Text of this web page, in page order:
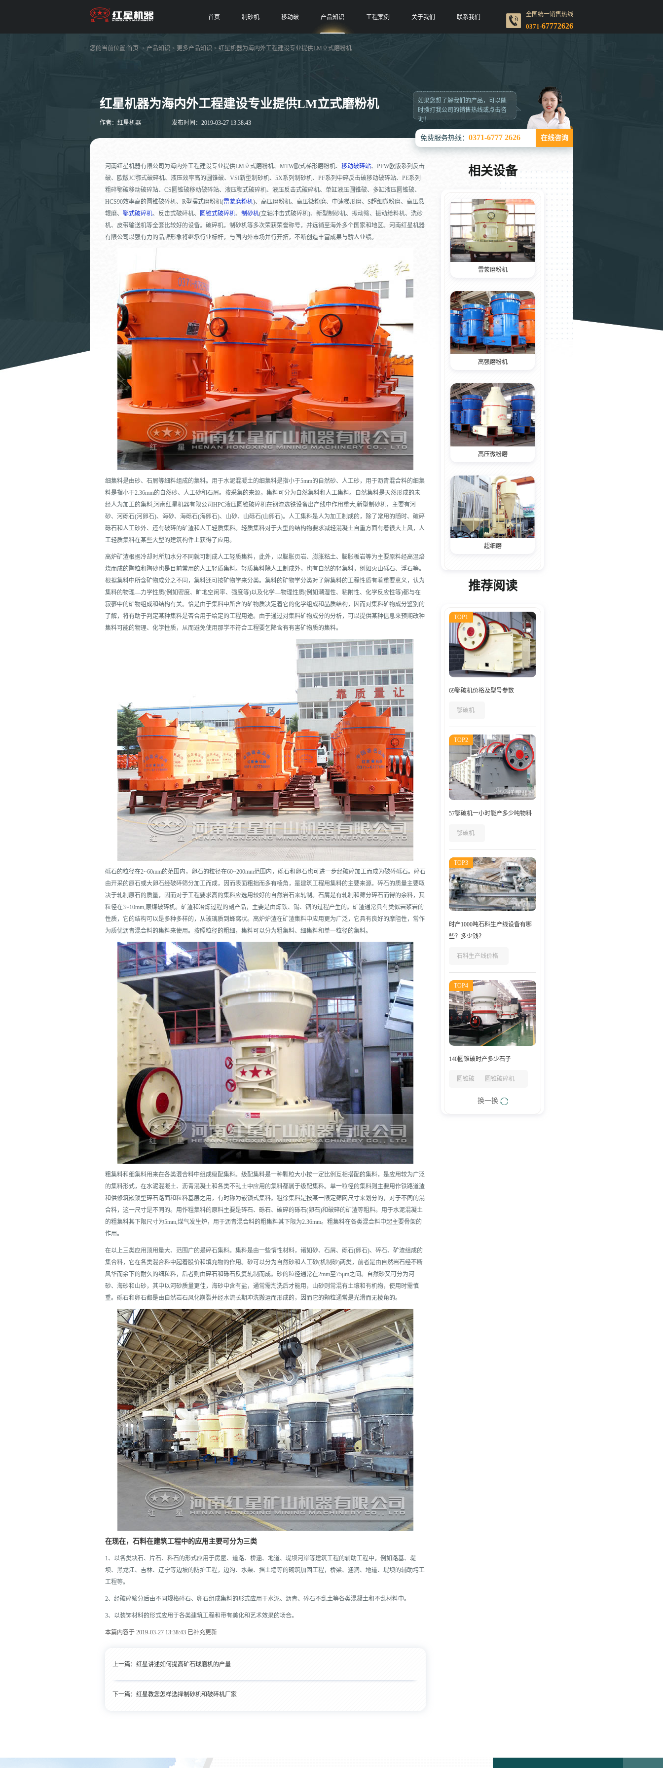
全国统一销售热线
0371-67772626
首页 制砂机 移动破 产品知识 工程案例 关于我们 联系我们
您的当前位置:首页 > 产品知识 > 更多产品知识 > 红星机器为海内外工程建设专业提供LM立式磨粉机
红星机器为海内外工程建设专业提供LM立式磨粉机
作者：红星机器 发布时间：2019-03-27 13:38:43
河南红星机器有限公司为海内外工程建设专业提供LM立式磨粉机、MTW欧式梯形磨粉机、 移动破碎站、PFW欧版系列反击
破、欧版JC鄂式破碎机、液压效率高的圆锥破、VSI新型制砂机、5X系列制砂机、PF系列中碎反击破移动破碎站、PE系列
粗碎鄂破移动破碎站、CS圆锥破移动破碎站、液压颚式破碎机、液压反击式破碎机、单缸液压圆锥破、多缸液压圆锥破、
HCS90效率高的圆锥破碎机、R型摆式磨粉机(雷蒙磨粉机)、高压磨粉机、高压微粉磨、中速梯形磨、S超细微粉磨、高压悬
辊磨、 鄂式破碎机、反击式破碎机、 圆锥式破碎机、 制砂机(立轴冲击式破碎机)、新型制砂机、振动筛、振动给料机、洗砂
机、皮带输送机等全套比较好的设备。破碎机，制砂机等多次荣获荣誉称号，并远销至海外多个国家和地区。河南红星机器
有限公司以强有力的品牌形象将继承行业标杆，与国内外市场并行开拓，不断创造丰富成果与骄人业绩。
细集料是由砂、石屑等细料组成的集料。用于水泥混凝土的细集料是指小于5mm的自然砂、人工砂，用于沥青混合料的细集
料是指小于2.36mm的自然砂、人工砂和石屑。按采集的来源，集料可分为自然集料和人工集料。自然集料是天然形成的未
经人为加工的集料,河南红星机器有限公司HPC液压圆锥破碎机在钢渣选铁设备出产线中作用重大,新型制砂机，主要有河
砂、河砾石(河卵石)、海砂、海砾石(海卵石)、山砂、山砾石(山卵石)。人工集料是人为加工制成的，除了常用的随时、破碎
砾石和人工砂外、还有破碎的矿渣和人工轻质集料。轻质集料对于大型的结构物要求减轻混凝土自重方面有着很大上风，人
工轻质集料在某些大型的建筑构件上获得了应用。
高炉矿渣根据冷却时所加水分不同就可制成人工轻质集料，此外，以膨胀页岩、膨胀粘土、膨胀板岩等为主要原料经高温焙
烧而成的陶粒和陶砂也是目前常用的人工轻质集料。轻质集料除人工制成外，也有自然的轻集料，例如火山砾石、浮石等。
根据集料中所含矿物成分之不同，集料还可按矿物学来分类。集料的矿物学分类对了解集料的工程性质有着重要意义，认为
集料的物理—力学性质(例如密度、旷地空闲率、强度等)以及化学—物理性质(例如潮湿性、粘附性、化学反应性等)都与在
寂寥中的矿物组成和结构有关。恰是由于集料中所含的矿物质决定着它的化学组成和晶质结构，因而对集料矿物成分鉴别的
了解，将有助于判定某种集料是否合用于给定的工程用途。由于通过对集料矿物成分的分析，可以提供某种信息来预期改种
集料可能的物理、化学性质，从而避免使用那学不符合工程要乞降含有有害矿物质的集料。
砾石的粒径在2~60mm的范围内，卵石的粒径在60~200mm范围内，砾石和卵石也可进一步经破碎加工而成为破碎砾石。碎石
由开采的原石或大卵石经破碎筛分加工而成，因而表面粗拙而多有棱角，是建筑工程用集料的主要来源。碎石的质量主要取
决于轧制原石的质量，因而对于工程要求高的集料应选用较好的自然岩石来轧制。石屑是有轧制和筛分碎石而得的余料，其
粒径在3~10mm,原煤破碎机。矿渣和冶炼过程的副产品，主要是由炼铁、锡、铜的过程产生的。矿渣通常具有类似岩浆岩的
性质，它的结构可以是多种多样的，从玻璃质到蜂窝状。高炉炉渣在矿渣集料中应用更为广泛，它具有良好的摩阻性，常作
为质优沥青混合料的集料来使用。按照粒径的粗细，集料可以分为粗集料、细集料和单一粒径的集料。
粗集料和细集料用来在各类混合料中组成级配集料。级配集料是一种颗粒大小按一定比例互相搭配的集料，是应用较为广泛
的集料形式，在水泥混凝土、沥青混凝土和各类不乱土中应用的集料都属于级配集料。单一粒径的集料则主要用作铁路道渣
和供修筑嵌锁型碎石路面和粒料基层之用，有时称为嵌锁式集料。粗徐集料是按某一限定筛网尺寸来划分的，对于不同的混
合料，这一尺寸是不同的。用作粗集料的原料主要是碎石、砾石、破碎的砾石(卵石)和破碎的矿渣等粗料。用于水泥混凝土
的粗集料其下限尺寸为5mm,煤气发生炉，用于沥青混合料的粗集料其下限为2.36mm。粗集料在各类混合料中起主要骨架的
作用。
在以上三类应用顶用量大、范围广的是碎石集料。集料是由一些惰性材料，诸如砂、石屑、砾石(卵石)、碎石、矿渣组成的
集合料，它在各类混合料中起着股价和填充物的作用。砂可以分为自然砂和人工砂(机制砂)两类，前者是由自然岩石经不断
风华而余下的耐久的细粒料，后者则由碎石和砾石反复轧制而成。砂的粒径通常在2mm至75μm之间。自然砂又可分为河
砂、海砂和山砂，其中以河砂质量更佳，海砂中含有盐，通常需淘洗后才能用，山砂则常混有土壤和有机物，使用时需慎
重。砾石和卵石都是由自然岩石风化崩裂并经水流长期冲洗搬运而形成的，因而它的颗粒通常是光滑而无棱角的。
在现在，石料在建筑工程中的应用主要可分为三类
1、以各类块石、片石、料石的形式应用于房屋、道路、桥涵、地道、堤坝河岸等建筑工程的辅助工程中，例如路基、堤
坝、黑龙江、吉林、辽宁等边坡的防护工程，边沟、水渠、挡土墙等的砌筑加固工程，桥梁、涵洞、地道、堤坝的辅助圬工
工程等。
2、经破碎筛分后由不同规格碎石、卵石组成集料的形式应用于水泥、沥青、碎石不乱土等各类混凝土和不乱材料中。
3、以装饰材料的形式应用于各类建筑工程和带有美化和艺术效果的场合。
本篇内容于 2019-03-27 13:38:43 已补充更新
上一篇： 红星讲述如何提高矿石球磨机的产量
下一篇： 红星教您怎样选择制砂机和破碎机厂家
免费服务热线： 0371-6777 2626 在线咨询
如果您想了解我们的产品，可以随
时拨打我公司的销售热线或点击咨
询！
相关设备
雷蒙磨粉机
高强磨粉机
高压微粉磨
超细磨
推荐阅读
TOP1
69鄂破机价格及型号参数
鄂破机
TOP2
57鄂破机一小时能产多少吨物料
鄂破机
TOP3
时产1000吨石料生产线设备有哪
些？多少钱？
石料生产线价格
TOP4
140圆锥破时产多少石子
圆锥破 圆锥破碎机
换一换